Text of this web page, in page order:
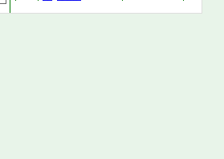
US,Elk Grove
2026-08-06